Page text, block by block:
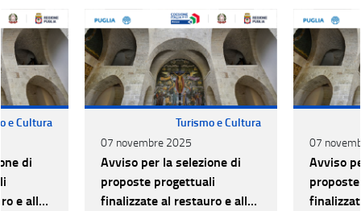
e Cultura
di
e alla
Turismo e Cultura
07 novembre 2025
Avviso per la selezione di
proposte progettuali
finalizzate al restauro e alla
07
Avviso